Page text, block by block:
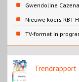
Gwendoline
congres in Utrecht
Nieuwe koers RBT
zichtbaar in eerste
TV-format in
Rondje Gelderland